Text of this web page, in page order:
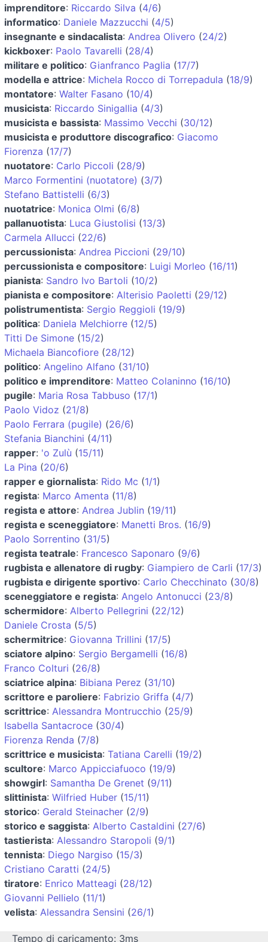
imprenditore: Riccardo Silva (4/6)
informatico: Daniele Mazzucchi (4/5)
insegnante e sindacalista: Andrea Olivero (24/2)
kickboxer: Paolo Tavarelli (28/4)
militare e politico: Gianfranco Paglia (17/7)
modella e attrice: Michela Rocco di Torrepadula (18/9)
montatore: Walter Fasano (10/4)
musicista: Riccardo Sinigallia (4/3)
musicista e bassista: Massimo Vecchi (30/12)
musicista e produttore discografico: Giacomo
Fiorenza (17/7)
nuotatore: Carlo Piccoli (28/9)
Marco Formentini (nuotatore) (3/7)
Stefano Battistelli (6/3)
nuotatrice: Monica Olmi (6/8)
pallanuotista: Luca Giustolisi (13/3)
Carmela Allucci (22/6)
percussionista: Andrea Piccioni (29/10)
percussionista e compositore: Luigi Morleo (16/11)
pianista: Sandro Ivo Bartoli (10/2)
pianista e compositore: Alterisio Paoletti (29/12)
polistrumentista: Sergio Reggioli (19/9)
politica: Daniela Melchiorre (12/5)
Titti De Simone (15/2)
Michaela Biancofiore (28/12)
politico: Angelino Alfano (31/10)
politico e imprenditore: Matteo Colaninno (16/10)
pugile: Maria Rosa Tabbuso (17/1)
Paolo Vidoz (21/8)
Paolo Ferrara (pugile) (26/6)
Stefania Bianchini (4/11)
rapper: 'o Zulù (15/11)
La Pina (20/6)
rapper e giornalista: Rido Mc (1/1)
regista: Marco Amenta (11/8)
regista e attore: Andrea Jublin (19/11)
regista e sceneggiatore: Manetti Bros. (16/9)
Paolo Sorrentino (31/5)
regista teatrale: Francesco Saponaro (9/6)
rugbista e allenatore di rugby: Giampiero de Carli (17/3)
rugbista e dirigente sportivo: Carlo Checchinato (30/8)
sceneggiatore e regista: Angelo Antonucci (23/8)
schermidore: Alberto Pellegrini (22/12)
Daniele Crosta (5/5)
schermitrice: Giovanna Trillini (17/5)
sciatore alpino: Sergio Bergamelli (16/8)
Franco Colturi (26/8)
sciatrice alpina: Bibiana Perez (31/10)
scrittore e paroliere: Fabrizio Griffa (4/7)
scrittrice: Alessandra Montrucchio (25/9)
Isabella Santacroce (30/4)
Fiorenza Renda (7/8)
scrittrice e musicista: Tatiana Carelli (19/2)
scultore: Marco Appicciafuoco (19/9)
showgirl: Samantha De Grenet (9/11)
slittinista: Wilfried Huber (15/11)
storico: Gerald Steinacher (2/9)
storico e saggista: Alberto Castaldini (27/6)
tastierista: Alessandro Staropoli (9/1)
tennista: Diego Nargiso (15/3)
Cristiano Caratti (24/5)
tiratore: Enrico Matteagi (28/12)
Giovanni Pellielo (11/1)
velista: Alessandra Sensini (26/1)
Tempo di caricamento: 3ms